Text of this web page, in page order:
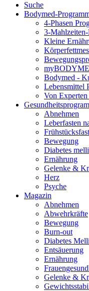
Suche
Bodymed-
4-Phasen
3-
Kleine
Bodymed -
Lebensmittel
Von Experten
Abnehmen
Leberfasten
Bewegung
Diabetes
Ernährung
Gelenke &
Herz
Psyche
Magazin
Abnehmen
Abwehrkräfte
Bewegung
Burn-out
Diabetes
Entsäuerung
Ernährung
Gelenke &